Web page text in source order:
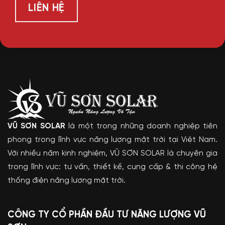
LIÊN HỆ
VŨ SƠN SOLAR là một trong những doanh nghiệp tiên
phong trong lĩnh vực năng lượng mặt trời tại Việt Nam.
Với nhiều năm kinh nghiệm, VŨ SƠN SOLAR là chuyên gia
trong lĩnh vực: tư vấn, thiết kế, cung cấp & thi công hệ
thống điện năng lượng mặt trời.
CÔNG TY CỔ PHẦN ĐẦU TƯ NĂNG LƯỢNG VŨ